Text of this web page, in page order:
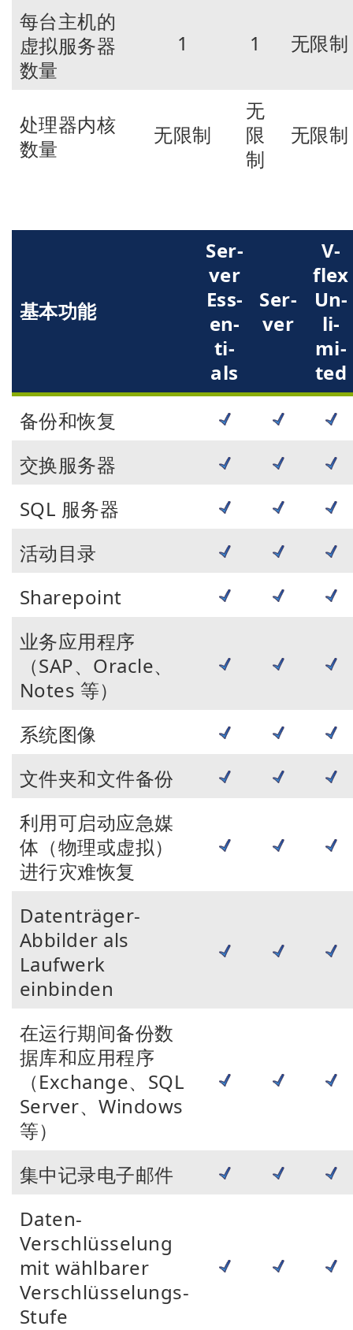
每台主机的
虚拟服务器
数量
1 1 无限制
处理器内核
数量
无限制
无
限
制
无限制
基本功能
Ser­
ver
Ess­
en­
ti­
als
Ser­
ver
V-
flex
Un­
li­
mi­
ted
备份和恢复
交换服务器
SQL 服务器
活动目录
Sharepoint
业务应用程序
（SAP、Oracle、
Notes 等）
系统图像
文件夹和文件备份
利用可启动应急媒
体（物理或虚拟）
进行灾难恢复
Datenträger-
Abbilder als
Laufwerk
einbinden
在运行期间备份数
据库和应用程序
（Exchange、SQL
Server、Windows
等）
集中记录电子邮件
Daten-
Verschlüsselung
mit wählbarer
Verschlüsselungs-
Stufe